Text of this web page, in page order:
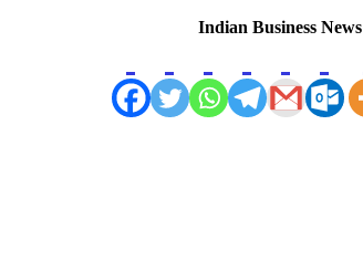
Indian Business News